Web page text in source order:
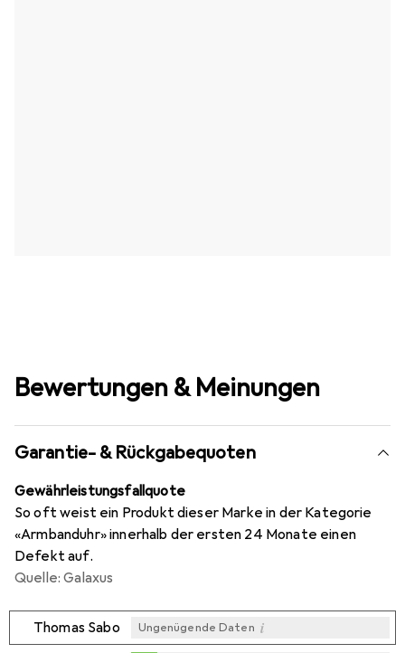
Bewertungen & Meinungen
Garantie- & Rückgabequoten
Gewährleistungsfallquote
So oft weist ein Produkt dieser Marke in der Kategorie
«Armbanduhr» innerhalb der ersten 24 Monate einen
Defekt auf.
Quelle: Galaxus
Thomas Sabo Ungenügende Daten i